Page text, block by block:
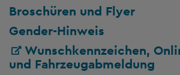
Broschüren und Flyer
Gender-Hinweis
Wunschkennzeichen,
und Fahrzeugabmeldung